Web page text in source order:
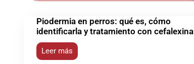
Piodermia en perros: qué es, cómo
identificarla y tratamiento con cefalexina
Leer más